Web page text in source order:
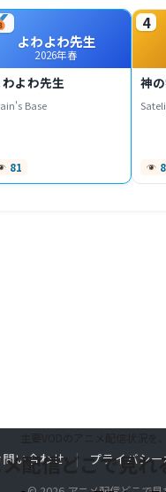
よわよわ先生
2026年春
わよわ先生
Base
81
4
神
配信どこで見
問い合わせ プライバシ